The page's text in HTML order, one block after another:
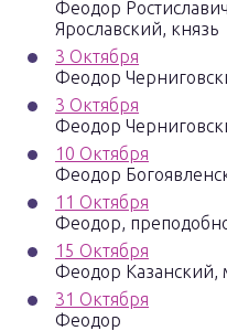
Феодор
Ярославский, князь
3 Октября
Феодор
3 Октября
Феодор
10 Октября
Феодор
11 Октября
Феодор,
15 Октября
Феодор Казанский,
31 Октября
Феодор